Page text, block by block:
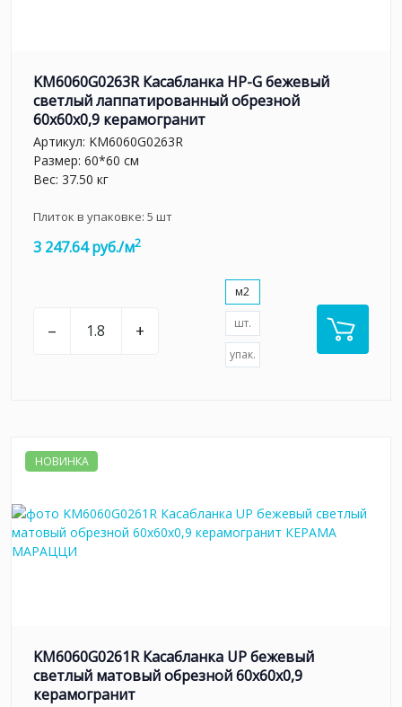
KM6060G0263R Касабланка HP-G бежевый
светлый лаппатированный обрезной
60x60x0,9 керамогранит
Артикул: KM6060G0263R
Размер: 60*60 см
Вес: 37.50 кг
Плиток в упаковке: 5 шт
3 247.64 руб./м2
– +
м2
шт.
упак.
НОВИНКА
KM6060G0261R Касабланка UP бежевый
светлый матовый обрезной 60x60x0,9
керамогранит